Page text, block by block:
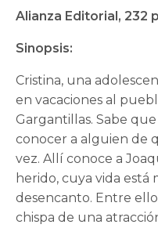
Alianza Editorial, 232
Sinopsis:
Cristina, una
en vacaciones al
Gargantillas. Sabe
conocer a alguien de
vez. Allí conoce a
herido, cuya vida está
desencanto. Entre
chispa de una